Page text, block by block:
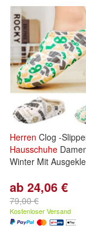
Herren Clog -
Hausschuhe
Winter Mit
ab 24,06 €
79,00 €
Kostenloser Versand